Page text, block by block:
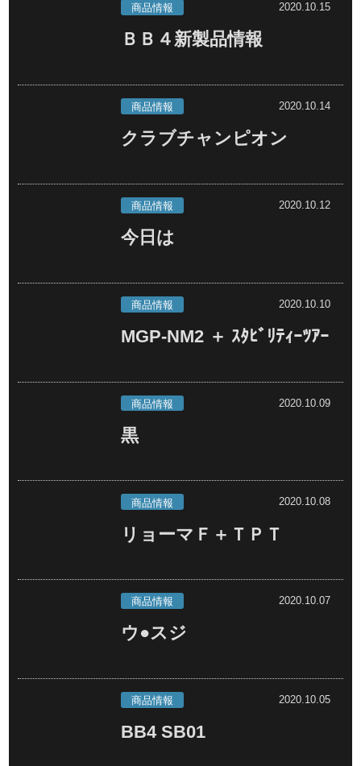
2020.10.15
商品情報
ＢＢ４新製品情報
2020.10.14
商品情報
クラブチャンピオン
2020.10.12
商品情報
今日は
2020.10.10
商品情報
MGP-NM2 ＋ ｽﾀﾋﾞﾘﾃｨｰﾂｱｰ
2020.10.09
商品情報
黒
2020.10.08
商品情報
リョーマＦ＋ＴＰＴ
2020.10.07
商品情報
ウ●スジ
2020.10.05
商品情報
BB4 SB01